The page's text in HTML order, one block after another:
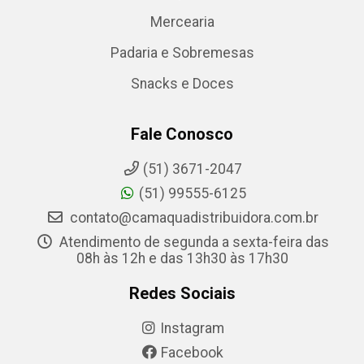
Mercearia
Padaria e Sobremesas
Snacks e Doces
Fale Conosco
(51) 3671-2047
(51) 99555-6125
contato@camaquadistribuidora.com.br
Atendimento de segunda a sexta-feira das
08h às 12h e das 13h30 às 17h30
Redes Sociais
Instagram
Facebook